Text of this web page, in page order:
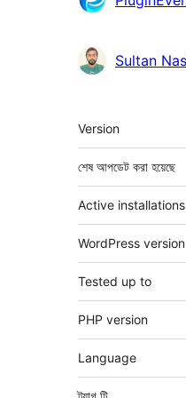
Sultan
মেটা
Version
শেষ আপডেট করা হয়েছে
Active installations
WordPress version
Tested up to
PHP version
Language